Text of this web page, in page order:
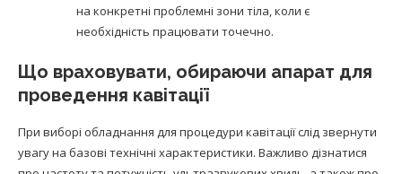
на конкретні проблемні зони тіла, коли є
необхідність працювати точечно.
Що враховувати, обираючи апарат для
проведення кавітації
При виборі обладнання для процедури кавітації слід звернути
увагу на базові технічні характеристики. Важливо дізнатися